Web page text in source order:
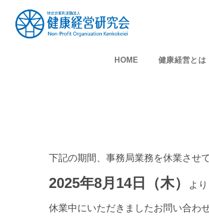
HOME 健康経営とは
下記の期間、事務局業務を休業させ
2025年8月14日（木） より
休業中にいただきましたお問い合わ